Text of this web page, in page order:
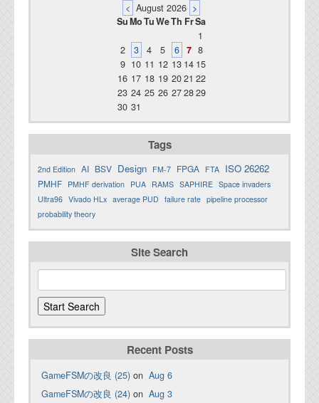
< August 2026 >
SuMoTuWeTh FrSa
1
2
3 4 5 6 7 8
9 10 11 12 13 14 15
16 17 18 19 2021 22
23 24 25 26 272829
30 31
Tags
2nd Edition AI BSV Design FM-7 FPGA FTA ISO 26262
PMHF PMHF derivation PUA RAMS SAPHIRE Space invaders
Ultra96 Vivado HLx average PUD failure rate pipeline processor
probability theory
Site Search
Recent Posts
GameFSMの改良 (25) on Aug 6
GameFSMの改良 (24) on Aug 3